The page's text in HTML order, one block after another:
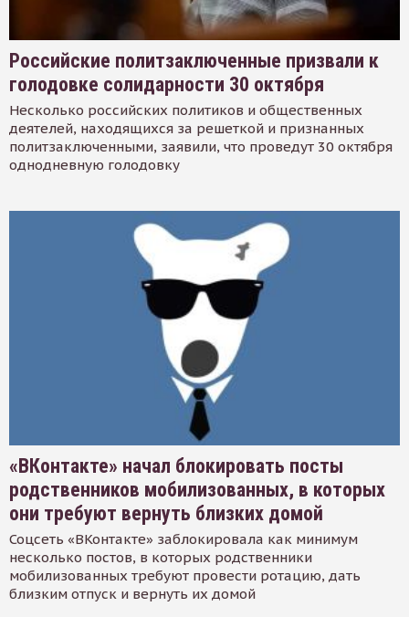
Российские политзаключенные призвали к
голодовке солидарности 30 октября
Несколько российских политиков и общественных
деятелей, находящихся за решеткой и признанных
политзаключенными, заявили, что проведут 30 октября
однодневную голодовку
«ВКонтакте» начал блокировать посты
родственников мобилизованных, в которых
они требуют вернуть близких домой
Соцсеть «ВКонтакте» заблокировала как минимум
несколько постов, в которых родственники
мобилизованных требуют провести ротацию, дать
близким отпуск и вернуть их домой